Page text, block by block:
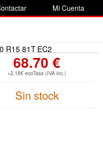
Mi Cuenta
R15 81T EC2
68.70 €
+2.18€ ecoTasa (IVA inc.)
Sin stock